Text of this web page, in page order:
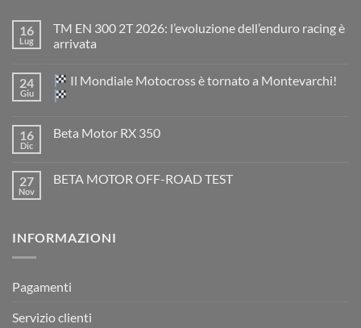
16
Lug
TM EN 300 2T 2026: l’evoluzione dell’enduro racing è
arrivata
su
TM
EN
2026:
è
arrivata
24
Giu
Il Mondiale Motocross è tornato a Montevarchi!
su
Motocross
è
16
Dic
Beta Motor RX 350
Beta
27
Nov
BETA MOTOR OFF-ROAD TEST
MOTOR
INFORMAZIONI
Pagamenti
Servizio clienti